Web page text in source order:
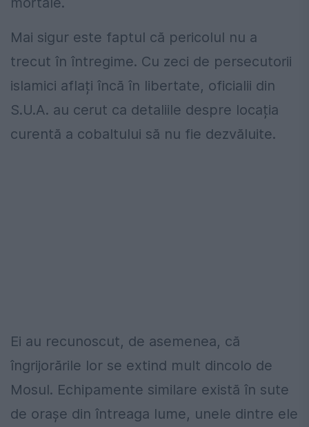
Mai sigur este faptul că pericolul nu a
trecut în întregime. Cu zeci de persecutorii
islamici aflați încă în libertate, oficialii din
S.U.A. au cerut ca detaliile despre locația
curentă a cobaltului să nu fie dezvăluite.
Ei au recunoscut, de asemenea, că
îngrijorările lor se extind mult dincolo de
Mosul. Echipamente similare există în sute
de orașe din întreaga lume, unele dintre ele